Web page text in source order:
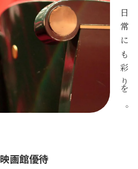
日常にも彩りを。
映画館優待